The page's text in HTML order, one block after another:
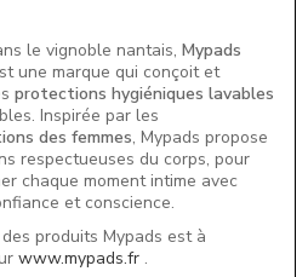
le vignoble nantais, Mypads
une marque qui conçoit et
protections hygiéniques lavables
Inspirée par les
des femmes, Mypads propose
respectueuses du corps, pour
chaque moment intime avec
et conscience.
des produits Mypads est à
www.mypads.fr .